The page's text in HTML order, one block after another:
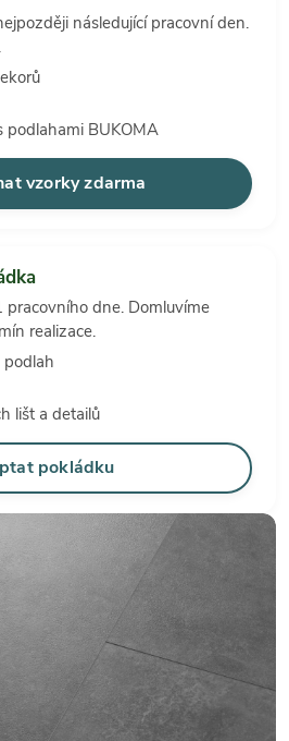
následující pracovní den.
podlahami BUKOMA
vzorky zdarma
pracovního dne. Domluvíme
realizace.
lišt a detailů
pokládku